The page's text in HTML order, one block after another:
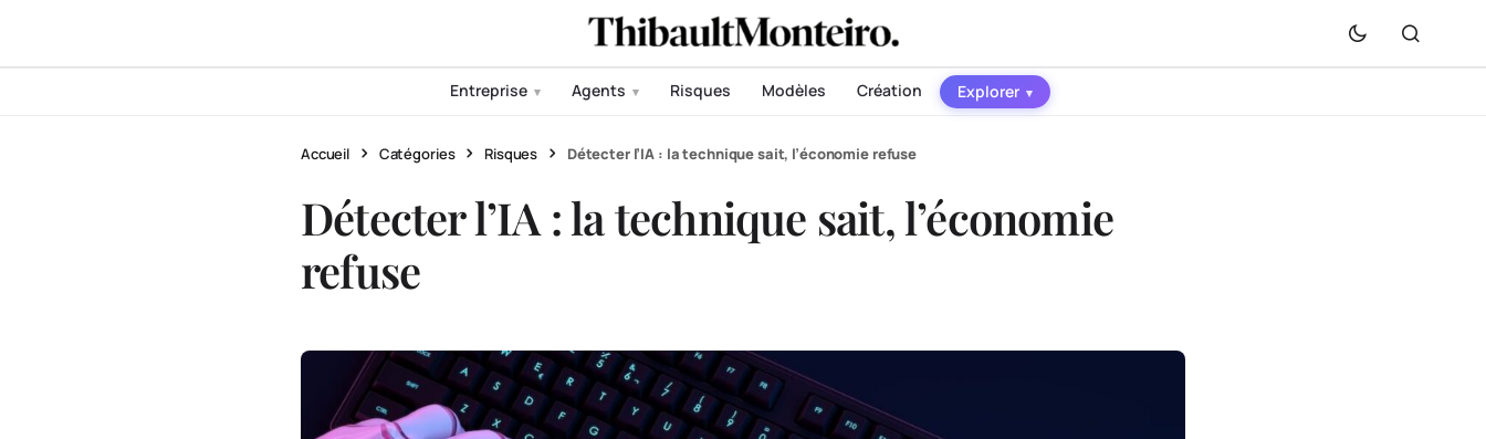
Entreprise ▾ Agents ▾ Risques Modèles Création Explorer ▾
Accueil Catégories Risques Détecter l’IA : la technique sait, l’économie refuse
Détecter l’IA : la technique sait, l’économie
refuse